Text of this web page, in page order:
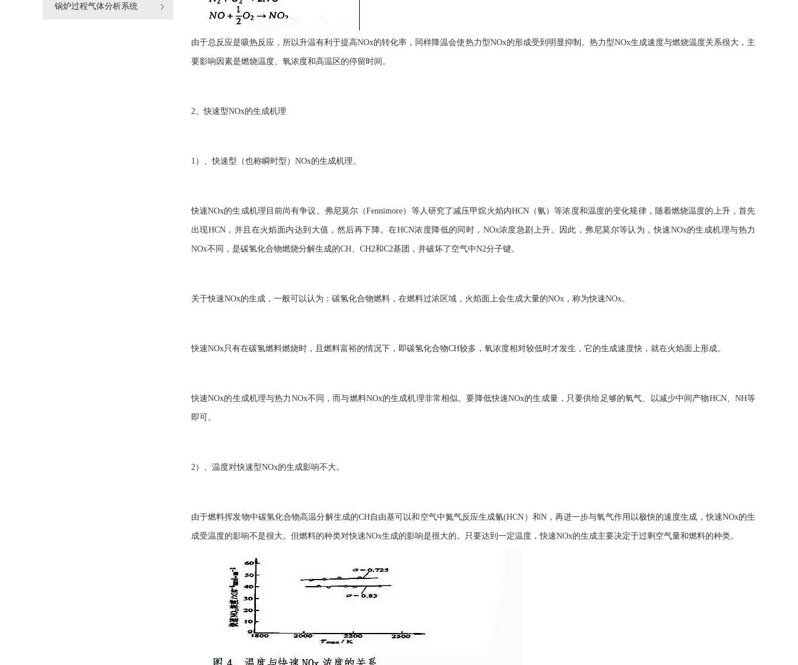
锅炉过程气体分析系统
由于总反应是吸热反应，所以升温有利于提高NOx的转化率，同样降温会使热力型NOx的形成受到明显抑制。热力型NOx生成速度与燃烧温度关系很大，主
要影响因素是燃烧温度、氧浓度和高温区的停留时间。
2、快速型NOx的生成机理
1）、快速型（也称瞬时型）NOx的生成机理。
快速NOx的生成机理目前尚有争议。弗尼莫尔（Fennimore）等人研究了减压甲烷火焰内HCN（氰）等浓度和温度的变化规律，随着燃烧温度的上升，首先
出现HCN，并且在火焰面内达到大值，然后再下降。在HCN浓度降低的同时，NOx浓度急剧上升。因此，弗尼莫尔等认为，快速NOx的生成机理与热力
NOx不同，是碳氢化合物燃烧分解生成的CH、CH2和C2基团，并破坏了空气中N2分子键。
关于快速NOx的生成，一般可以认为：碳氢化合物燃料，在燃料过浓区域，火焰面上会生成大量的NOx，称为快速NOx。
快速NOx只有在碳氢燃料燃烧时，且燃料富裕的情况下，即碳氢化合物CH较多，氧浓度相对较低时才发生，它的生成速度快，就在火焰面上形成。
快速NOx的生成机理与热力NOx不同，而与燃料NOx的生成机理非常相似。要降低快速NOx的生成量，只要供给足够的氧气、以减少中间产物HCN、NH等
即可。
2）、温度对快速型NOx的生成影响不大。
由于燃料挥发物中碳氢化合物高温分解生成的CH自由基可以和空气中氮气反应生成氰(HCN）和N，再进一步与氧气作用以极快的速度生成，快速NOx的生
成受温度的影响不是很大。但燃料的种类对快速NOx生成的影响是很大的。只要达到一定温度，快速NOx的生成主要决定于过剩空气量和燃料的种类。